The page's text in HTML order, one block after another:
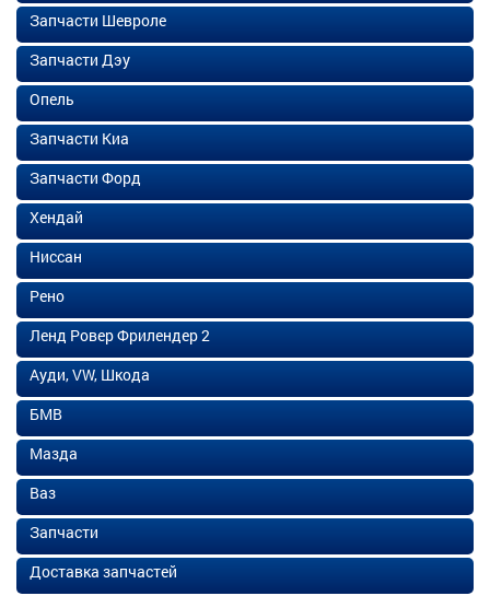
Запчасти Шевроле
Запчасти Дэу
Опель
Запчасти Киа
Запчасти Форд
Хендай
Ниссан
Рено
Ленд Ровер Фрилендер 2
Ауди, VW, Шкода
БМВ
Мазда
Ваз
Запчасти
Доставка запчастей